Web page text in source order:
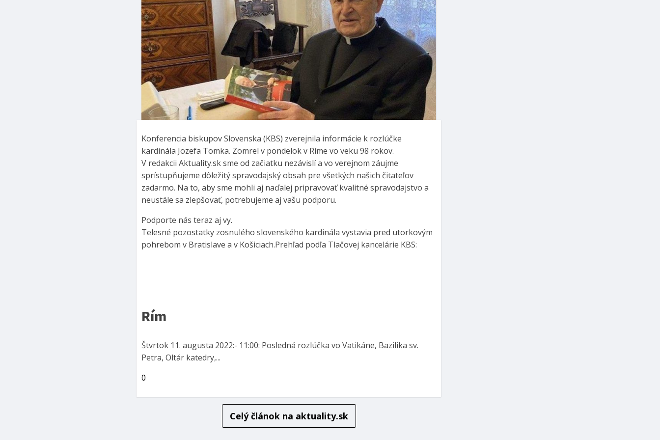
Konferencia biskupov Slovenska (KBS) zverejnila informácie k rozlúčke
kardinála Jozefa Tomka. Zomrel v pondelok v Ríme vo veku 98 rokov.
V redakcii Aktuality.sk sme od začiatku nezávislí a vo verejnom záujme
sprístupňujeme dôležitý spravodajský obsah pre všetkých našich čitateľov
zadarmo. Na to, aby sme mohli aj naďalej pripravovať kvalitné spravodajstvo a
neustále sa zlepšovať, potrebujeme aj vašu podporu.
Podporte nás teraz aj vy.
Telesné pozostatky zosnulého slovenského kardinála vystavia pred utorkovým
pohrebom v Bratislave a v Košiciach.Prehľad podľa Tlačovej kancelárie KBS:
Rím
Štvrtok 11. augusta 2022:- 11:00: Posledná rozlúčka vo Vatikáne, Bazilika sv.
Petra, Oltár katedry,...
0
Celý článok na aktuality.sk